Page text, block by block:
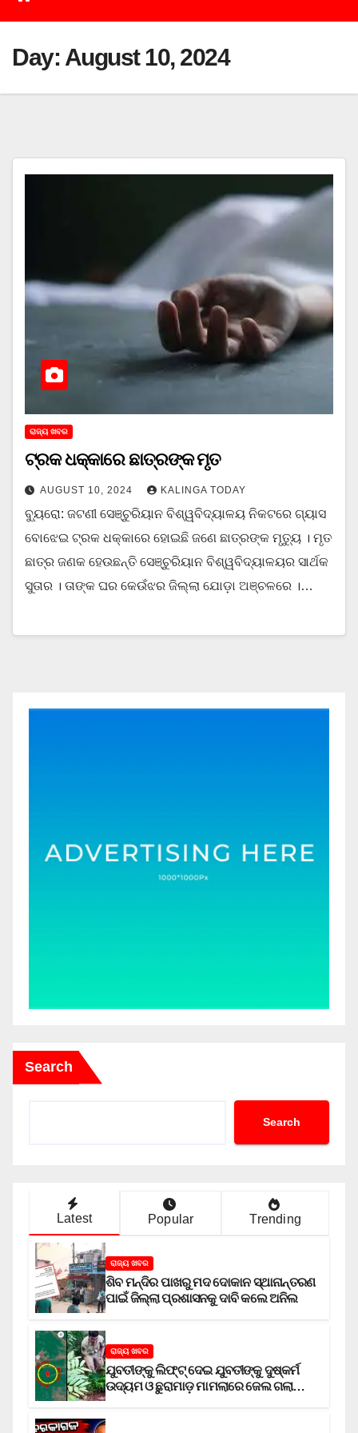
Day: August 10, 2024
ରାଜ୍ୟ ଖବର
ଟ୍ରକ ଧକ୍କାରେ ଛାତ୍ରଙ୍କ ମୃତ
AUGUST 10, 2024 KALINGA TODAY
ବ୍ୟୁରୋ: ଜଟଣୀ ସେଞ୍ଚୁରିୟାନ ବିଶ୍ୱବିଦ୍ୟାଳୟ ନିକଟରେ ଗ୍ୟାସ
ବୋଝେଇ ଟ୍ରକ ଧକ୍କାରେ ହୋଇଛି ଜଣେ ଛାତ୍ରଙ୍କ ମୃତ୍ୟୁ । ମୃତ
ଛାତ୍ର ଜଣକ ହେଉଛନ୍ତି ସେଞ୍ଚୁରିୟାନ ବିଶ୍ୱବିଦ୍ୟାଳୟର ସାର୍ଥକ
ସୁତାର । ତାଙ୍କ ଘର କେଉଁଝର ଜିଲ୍ଲା ଯୋଡ଼ା ଅଞ୍ଚଳରେ ।…
Search
Search
Latest Popular Trending
ରାଜ୍ୟ ଖବର
ଶିବ ମନ୍ଦିର ପାଖରୁ ମଦ ଦୋକାନ ସ୍ଥାନାନ୍ତରଣ
ପାଇଁ ଜିଲ୍ଲା ପ୍ରଶାସନକୁ ଦାବି କଲେ ଅନିଲ
ରାଜ୍ୟ ଖବର
ଯୁବତୀଙ୍କୁ ଲିଫ୍‌ଟ୍‌ ଦେଇ ଯୁବତୀଙ୍କୁ ଦୁଷ୍କର୍ମ
ଉଦ୍ୟମ ଓ ଛୁରାମାଡ଼ ମାମଲାରେ ଜେଲ ଗଲା